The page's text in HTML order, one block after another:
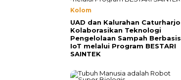
Kolom
UAD dan Kalurahan Caturharjo
Kolaborasikan Teknologi
Pengelolaan Sampah Berbasis
IoT melalui Program BESTARI
SAINTEK